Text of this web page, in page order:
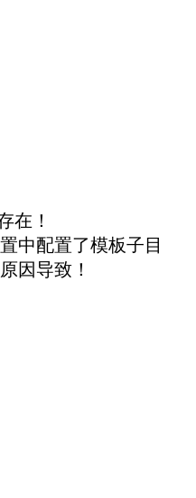
在！
中配置了模板子目
因导致！